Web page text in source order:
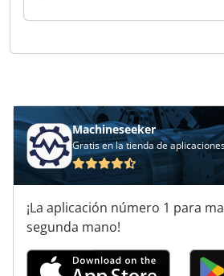
Machineseeker
Gratis en la tienda de
¡La aplicación número 1 para
segunda mano!